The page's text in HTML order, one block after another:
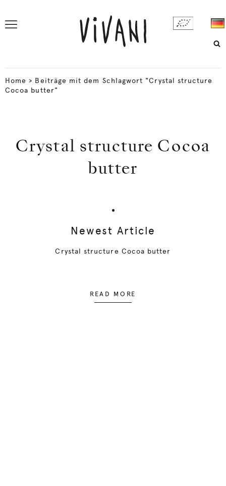
Home > Beiträge mit dem Schlagwort "Crystal structure
Cocoa butter"
Crystal structure Cocoa
butter
Newest Article
Crystal structure Cocoa butter
READ MORE